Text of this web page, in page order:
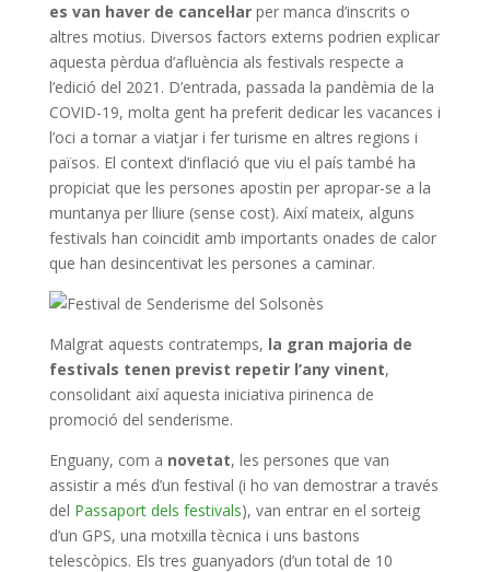
es van haver de cancel·larper manca d’inscrits o
altres motius. Diversos factors externs podrien explicar
aquesta pèrdua d’afluència als festivals respecte a
l’edició del 2021. D’entrada, passada la pandèmia de la
COVID-19, molta gent ha preferit dedicar les vacances i
l’oci a tornar a viatjar i fer turisme en altres regions i
països. El context d’inflació que viu el país també ha
propiciat que les persones apostin per apropar-se a la
muntanya per lliure (sense cost). Així mateix, alguns
festivals han coincidit amb importants onades de calor
que han desincentivat les persones a caminar.
Malgrat aquests contratemps, la gran majoria de
festivals tenen previst repetir l’any vinent,
consolidant així aquesta iniciativa pirinenca de
promoció del senderisme.
Enguany, com a novetat, les persones que van
assistir a més d’un festival (i ho van demostrar a través
del Passaport dels festivals), van entrar en el sorteig
d’un GPS, una motxilla tècnica i uns bastons
telescòpics. Els tres guanyadors (d’un total de 10